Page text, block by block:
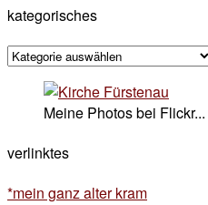
kategorisches
kategorisches
Meine Photos bei Flickr...
verlinktes
*mein ganz alter kram